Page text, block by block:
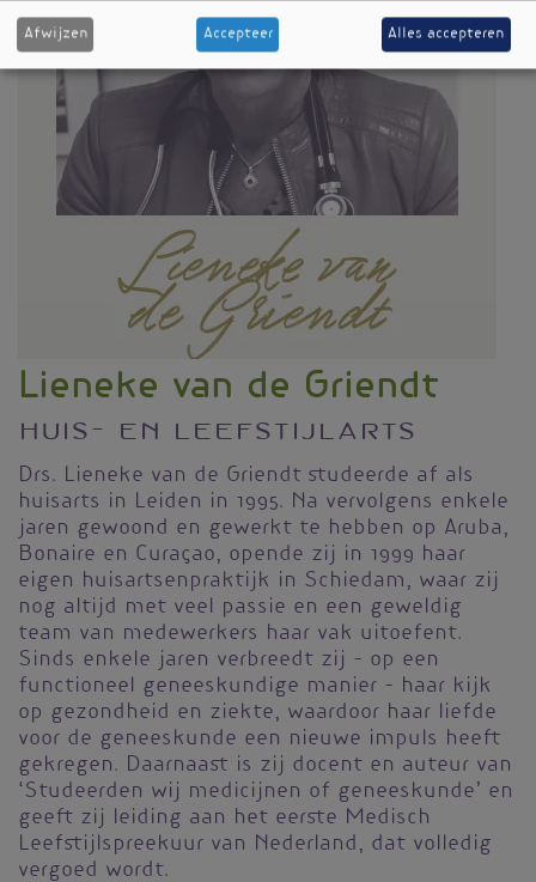
Lieneke van de Griendt
Huis- en leefstijlarts
Drs. Lieneke van de Griendt studeerde af als
huisarts in Leiden in 1995. Na vervolgens enkele
jaren gewoond en gewerkt te hebben op Aruba,
Bonaire en Curaçao, opende zij in 1999 haar
eigen huisartsenpraktijk in Schiedam, waar zij
nog altijd met veel passie en een geweldig
team van medewerkers haar vak uitoefent.
Sinds enkele jaren verbreedt zij – op een
functioneel geneeskundige manier – haar kijk
op gezondheid en ziekte, waardoor haar liefde
voor de geneeskunde een nieuwe impuls heeft
gekregen. Daarnaast is zij docent en auteur van
‘Studeerden wij medicijnen of geneeskunde’ en
geeft zij leiding aan het eerste Medisch
Leefstijlspreekuur van Nederland, dat volledig
vergoed wordt.
Afwijzen Accepteer Alles accepteren